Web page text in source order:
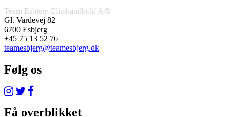
Team Esbjerg Elitehåndbold A/S
Gl. Vardevej 82
6700 Esbjerg
+45 75 13 52 76
teamesbjerg@teamesbjerg.dk
Følg os
Få overblikket